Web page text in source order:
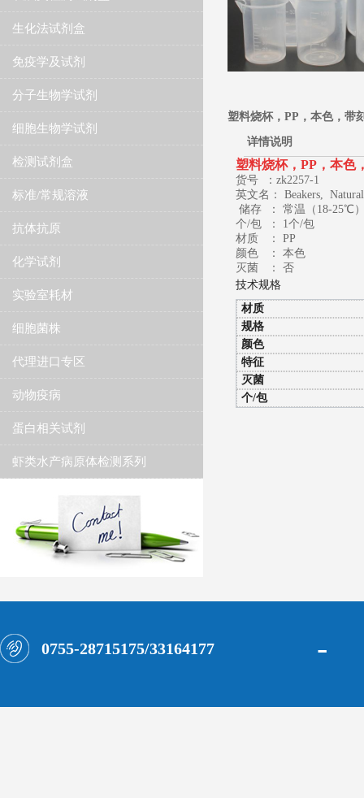
生化法试剂盒
免疫学及试剂
分子生物学试剂
细胞生物学试剂
检测试剂盒
标准/常规溶液
抗体抗原
化学试剂
实验室耗材
细胞菌株
代理进口专区
动物疫病
蛋白相关试剂
虾类水产病原体检测系列
塑料烧杯，PP，本色，带
详情说明
塑料烧杯，PP，本色
货号 ：zk2257-1
英文名：
Beakers, Natural
储存 ：
常温（18-25℃
个/包 ：
1个/包
材质 ：
PP
颜色 ：
本色
灭菌 ：
否
技术规格
材质
规格
颜色
特征
灭菌
个/包
0755-28715175/33164177 -